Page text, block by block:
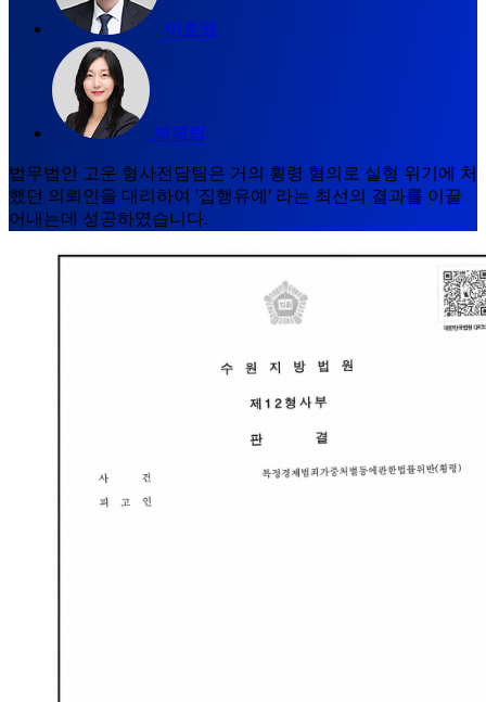
이호영
백경림
법무법인 고운 형사전담팀은 거의 횡령 혐의로 실형 위기에 처
했던 의뢰인을 대리하여 '집행유예' 라는 최선의 결과를 이끌
어내는데 성공하였습니다.